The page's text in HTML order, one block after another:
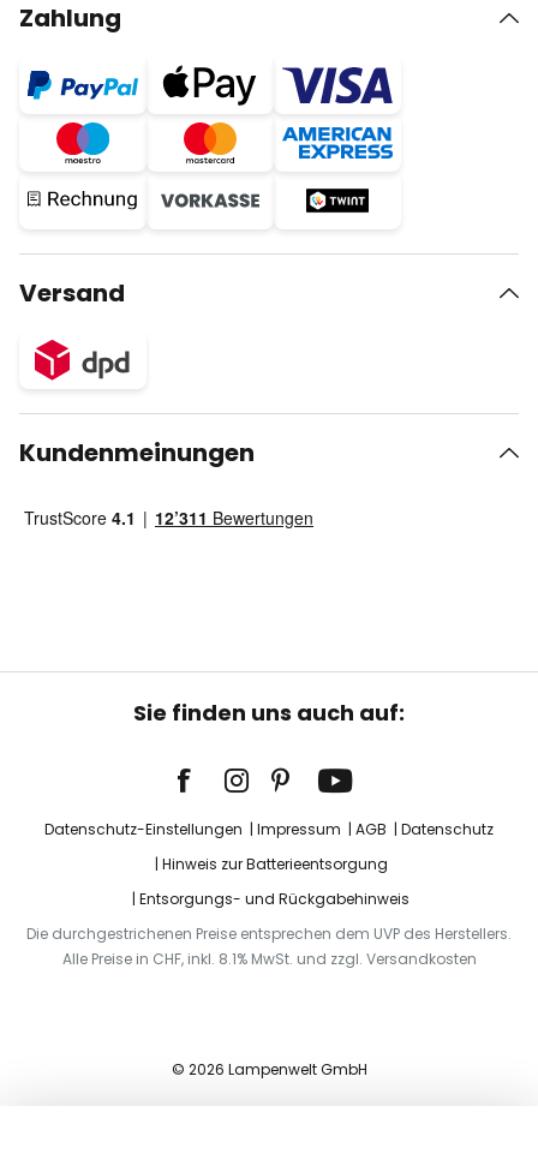
Zahlung
Versand
Kundenmeinungen
Sie finden uns auch auf:
Datenschutz-Einstellungen Impressum AGB
Datenschutz
Hinweis zur Batterieentsorgung
Entsorgungs- und Rückgabehinweis
Die durchgestrichenen Preise entsprechen dem UVP des Herstellers.
Alle Preise in CHF, inkl. 8.1% MwSt. und zzgl. Versandkosten
© 2026 Lampenwelt GmbH